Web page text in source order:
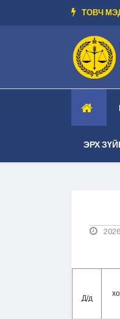
ТОВЧ
-- ШҮҮХ
ЭРХ
Д/д